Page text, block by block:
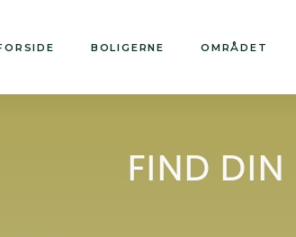
BOLIGERNE OMRÅDET
FIND DIN